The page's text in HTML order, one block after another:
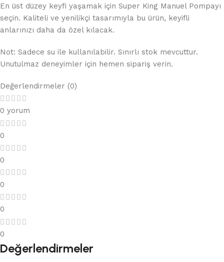
En üst düzey keyfi yaşamak için Super King Manuel Pompayı
seçin. Kaliteli ve yenilikçi tasarımıyla bu ürün, keyifli
anlarınızı daha da özel kılacak.
Not: Sadece su ile kullanılabilir. Sınırlı stok mevcuttur.
Unutulmaz deneyimler için hemen sipariş verin.
Değerlendirmeler (0)
0 yorum
0
0
0
0
0
Değerlendirmeler